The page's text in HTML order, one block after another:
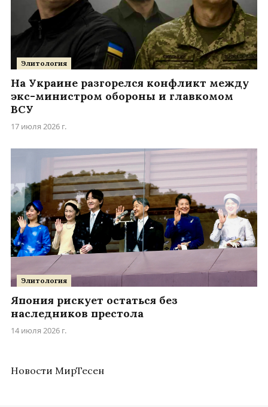
Элитология
На Украине разгорелся конфликт между
экс-министром обороны и главкомом
ВСУ
17 июля 2026 г.
Элитология
Япония рискует остаться без
наследников престола
14 июля 2026 г.
Новости МирТесен